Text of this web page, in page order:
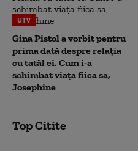
UTV
Gina Pistol a vorbit pentru
prima dată despre relația
cu tatăl ei. Cum i-a
schimbat viața fiica sa,
Josephine
Top Citite